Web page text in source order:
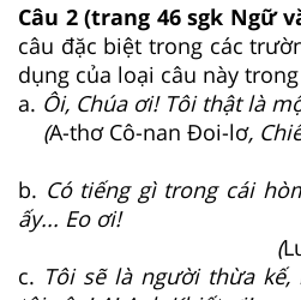
Câu 2 (trang 46 sgk Ngữ
câu đặc biệt trong các
dụng của loại câu này
a. Ôi, Chúa ơi! Tôi thật là
(A-thơ Cô-nan Đoi-lơ,
b. Có tiếng gì trong cái
ấy... Eo ơi!
(
c. Tôi sẽ là người thừa